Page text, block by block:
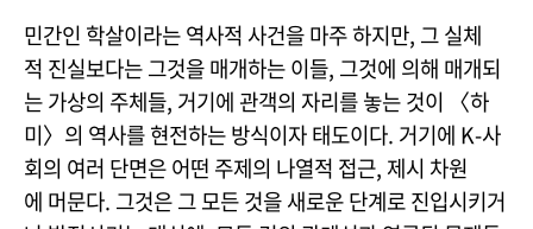
민간인 학살이라는 역사적 사건을 마주 하지만, 그 실체
적 진실보다는 그것을 매개하는 이들, 그것에 의해 매개되
는 가상의 주체들, 거기에 관객의 자리를 놓는 것이 〈하
미〉의 역사를 현전하는 방식이자 태도이다. 거기에 K-사
회의 여러 단면은 어떤 주제의 나열적 접근, 제시 차원
에 머문다. 그것은 그 모든 것을 새로운 단계로 진입시키거